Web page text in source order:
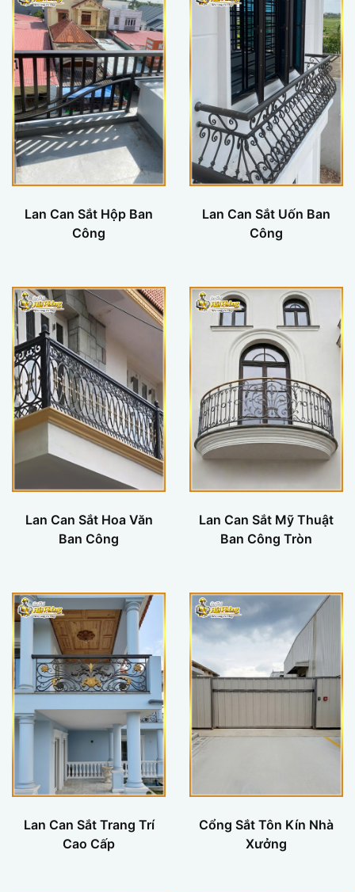
Lan Can Sắt Hộp Ban
Công
Lan Can Sắt Uốn Ban
Công
Lan Can Sắt Hoa Văn
Ban Công
Lan Can Sắt Mỹ Thuật
Ban Công Tròn
Lan Can Sắt Trang Trí
Cao Cấp
Cổng Sắt Tôn Kín Nhà
Xưởng